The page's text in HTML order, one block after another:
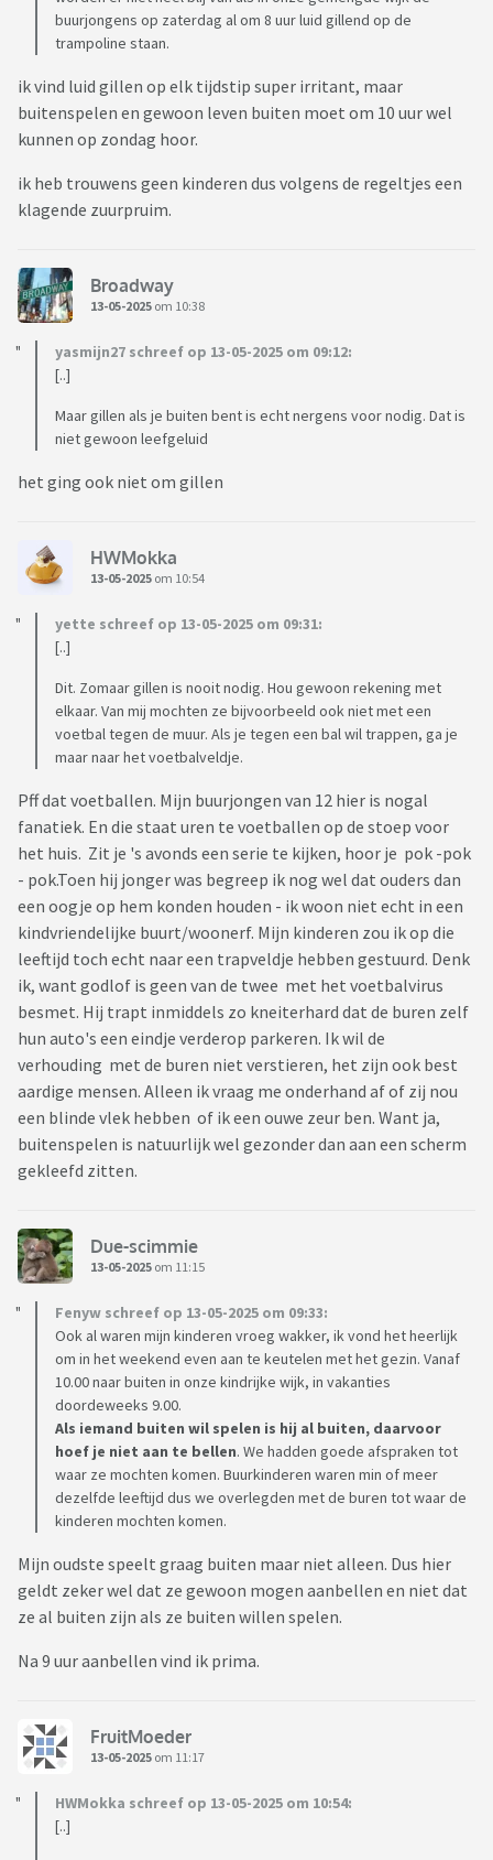
buurjongens op zaterdag al om 8 uur luid gillend op de
trampoline staan.
ik vind luid gillen op elk tijdstip super irritant, maar
buitenspelen en gewoon leven buiten moet om 10 uur wel
kunnen op zondag hoor.
ik heb trouwens geen kinderen dus volgens de regeltjes een
klagende zuurpruim.
Broadway
13-05-2025 om 10:38
yasmijn27 schreef op 13-05-2025 om 09:12:
[..]
Maar gillen als je buiten bent is echt nergens voor nodig. Dat is
niet gewoon leefgeluid
het ging ook niet om gillen
HWMokka
13-05-2025 om 10:54
yette schreef op 13-05-2025 om 09:31:
[..]
Dit. Zomaar gillen is nooit nodig. Hou gewoon rekening met
elkaar. Van mij mochten ze bijvoorbeeld ook niet met een
voetbal tegen de muur. Als je tegen een bal wil trappen, ga je
maar naar het voetbalveldje.
Pff dat voetballen. Mijn buurjongen van 12 hier is nogal
fanatiek. En die staat uren te voetballen op de stoep voor
het huis. Zit je 's avonds een serie te kijken, hoor je pok -pok
- pok.Toen hij jonger was begreep ik nog wel dat ouders dan
een oogje op hem konden houden - ik woon niet echt in een
kindvriendelijke buurt/woonerf. Mijn kinderen zou ik op die
leeftijd toch echt naar een trapveldje hebben gestuurd. Denk
ik, want godlof is geen van de twee met het voetbalvirus
besmet. Hij trapt inmiddels zo kneiterhard dat de buren zelf
hun auto's een eindje verderop parkeren. Ik wil de
verhouding met de buren niet verstieren, het zijn ook best
aardige mensen. Alleen ik vraag me onderhand af of zij nou
een blinde vlek hebben of ik een ouwe zeur ben. Want ja,
buitenspelen is natuurlijk wel gezonder dan aan een scherm
gekleefd zitten.
Due-scimmie
13-05-2025 om 11:15
Fenyw schreef op 13-05-2025 om 09:33:
Ook al waren mijn kinderen vroeg wakker, ik vond het heerlijk
om in het weekend even aan te keutelen met het gezin. Vanaf
10.00 naar buiten in onze kindrijke wijk, in vakanties
doordeweeks 9.00.
Als iemand buiten wil spelen is hij al buiten, daarvoor
hoef je niet aan te bellen. We hadden goede afspraken tot
waar ze mochten komen. Buurkinderen waren min of meer
dezelfde leeftijd dus we overlegden met de buren tot waar de
kinderen mochten komen.
Mijn oudste speelt graag buiten maar niet alleen. Dus hier
geldt zeker wel dat ze gewoon mogen aanbellen en niet dat
ze al buiten zijn als ze buiten willen spelen.
Na 9 uur aanbellen vind ik prima.
FruitMoeder
13-05-2025 om 11:17
HWMokka schreef op 13-05-2025 om 10:54:
[..]